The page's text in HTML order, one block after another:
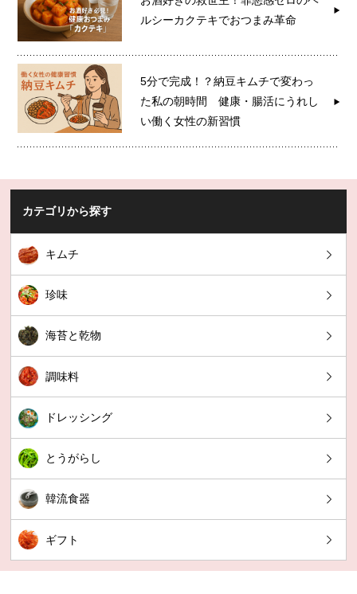
ルシーカクテキでおつまみ革命
5分で完成！？納豆キムチで変わっ
た私の朝時間 健康・腸活にうれし
い働く女性の新習慣
カテゴリから探す
キムチ
珍味
海苔と乾物
調味料
ドレッシング
とうがらし
韓流食器
ギフト